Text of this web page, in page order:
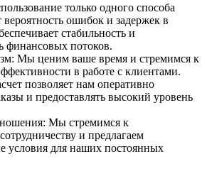
только одного способа
ошибок и задержек в
стабильность и
финансовых потоков.
Мы ценим ваше время и стремимся к
в работе с клиентами.
позволяет нам оперативно
и предоставлять высокий уровень
Мы стремимся к
и предлагаем
условия для наших постоянных